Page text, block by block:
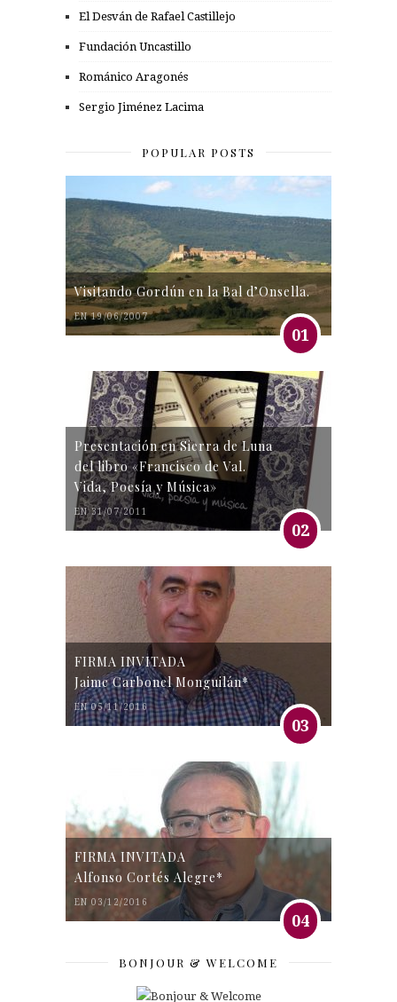
El Desván de Rafael Castillejo
Fundación Uncastillo
Románico Aragonés
Sergio Jiménez Lacima
POPULAR POSTS
Visitando Gordún en la Bal d’Onsella.
EN 19/06/2007
01
Presentación en Sierra de Luna
del libro «Francisco de Val.
Vida, Poesía y Música»
EN 31/07/2011
02
FIRMA INVITADA
Jaime Carbonel Monguilán*
EN 05/11/2016
03
FIRMA INVITADA
Alfonso Cortés Alegre*
EN 03/12/2016
04
BONJOUR & WELCOME